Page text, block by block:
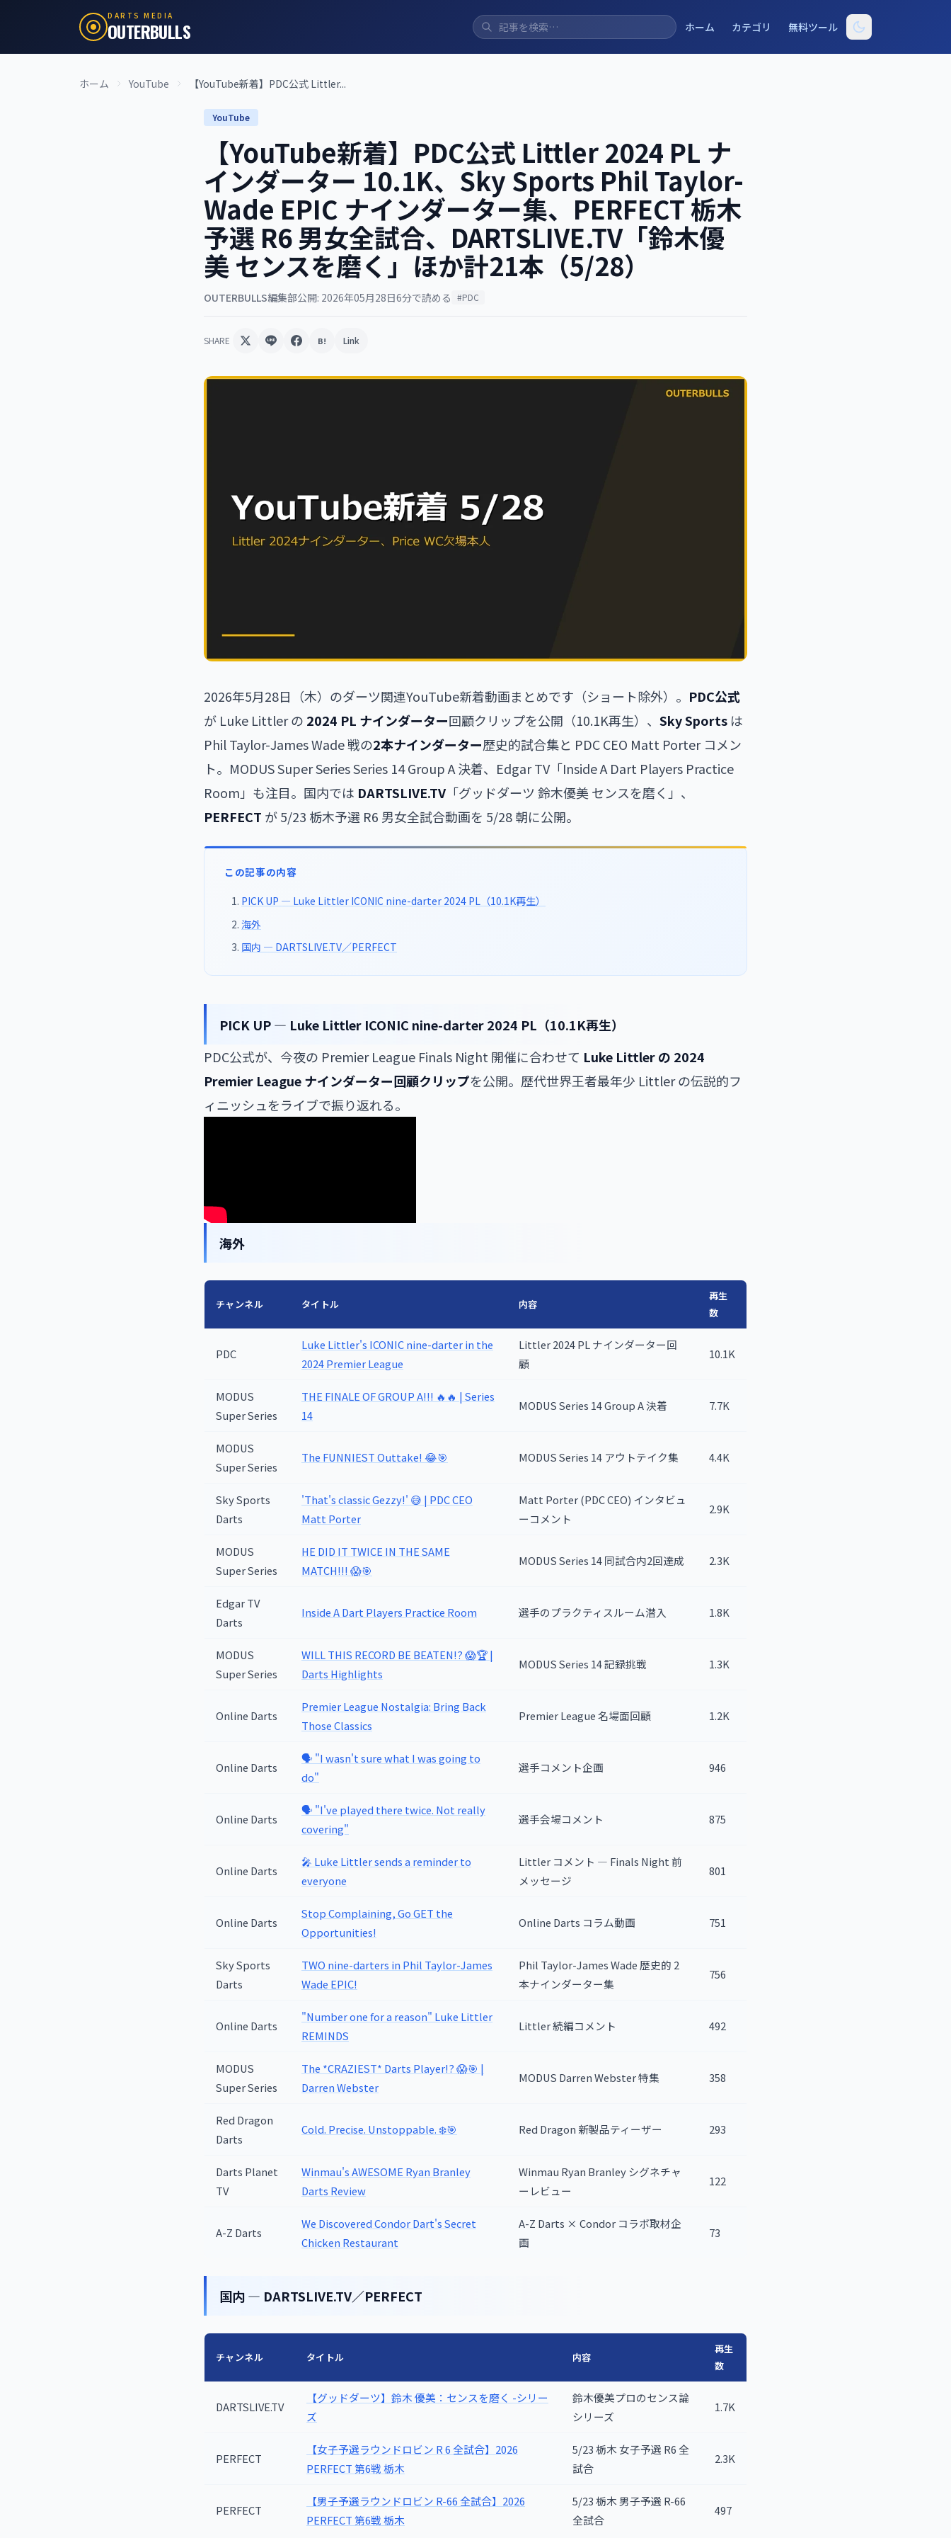
DARTS MEDIA
OUTERBULLS ホーム カテゴリ 無料ツール
ホーム YouTube 【YouTube新着】PDC公式 Littler...
YouTube
【YouTube新着】PDC公式 Littler 2024 PL ナ
インダーター 10.1K、Sky Sports Phil Taylor-
Wade EPIC ナインダーター集、PERFECT 栃木
予選 R6 男女全試合、DARTSLIVE.TV「鈴木優
美 センスを磨く」ほか計21本（5/28）
OUTERBULLS編集部公開: 2026年05月28日6分で読める #PDC
SHARE B! Link
2026年5月28日（木）のダーツ関連YouTube新着動画まとめです（ショート除外）。 PDC公式
が Luke Littler の 2024 PL ナインダーター回顧クリップを公開（10.1K再生）、 Sky Sports は
Phil Taylor-James Wade 戦の2本ナインダーター歴史的試合集と PDC CEO Matt Porter コメン
ト。MODUS Super Series Series 14 Group A 決着、Edgar TV「Inside A Dart Players Practice
Room」も注目。国内では DARTSLIVE.TV 「グッドダーツ 鈴木優美 センスを磨く」、
PERFECT が 5/23 栃木予選 R6 男女全試合動画を 5/28 朝に公開。
この記事の内容
PICK UP — Luke Littler ICONIC nine-darter 2024 PL（10.1K再生）
海外
国内 — DARTSLIVE.TV／PERFECT
PICK UP — Luke Littler ICONIC nine-darter 2024 PL（10.1K再生）
PDC公式が、今夜の Premier League Finals Night 開催に合わせて Luke Littler の 2024
Premier League ナインダーター回顧クリップを公開。歴代世界王者最年少 Littler の伝説的フ
ィニッシュをライブで振り返れる。
海外
チャンネル タイトル 内容
再生
数
PDC
Luke Littler's ICONIC nine-darter in the
2024 Premier League
Littler 2024 PL ナインダーター回
顧
10.1K
MODUS
Super Series
THE FINALE OF GROUP A!!! 🔥🔥 | Series
14
MODUS Series 14 Group A 決着 7.7K
MODUS
Super Series
The FUNNIEST Outtake! 😂🎯 MODUS Series 14 アウトテイク集 4.4K
Sky Sports
Darts
'That's classic Gezzy!' 😅 | PDC CEO
Matt Porter
Matt Porter (PDC CEO) インタビュ
ーコメント
2.9K
MODUS
Super Series
HE DID IT TWICE IN THE SAME
MATCH!!! 😱🎯
MODUS Series 14 同試合内2回達成 2.3K
Edgar TV
Darts
Inside A Dart Players Practice Room 選手のプラクティスルーム潜入 1.8K
MODUS
Super Series
WILL THIS RECORD BE BEATEN!? 😱🏆 |
Darts Highlights
MODUS Series 14 記録挑戦 1.3K
Online Darts
Premier League Nostalgia: Bring Back
Those Classics
Premier League 名場面回顧 1.2K
Online Darts
🗣️ "I wasn't sure what I was going to
do"
選手コメント企画 946
Online Darts
🗣️ "I've played there twice. Not really
covering"
選手会場コメント 875
Online Darts
🎤 Luke Littler sends a reminder to
everyone
Littler コメント — Finals Night 前
メッセージ
801
Online Darts
Stop Complaining, Go GET the
Opportunities!
Online Darts コラム動画 751
Sky Sports
Darts
TWO nine-darters in Phil Taylor-James
Wade EPIC!
Phil Taylor-James Wade 歴史的 2
本ナインダーター集
756
Online Darts
"Number one for a reason" Luke Littler
REMINDS
Littler 続編コメント 492
MODUS
Super Series
The *CRAZIEST* Darts Player!? 😱🎯 |
Darren Webster
MODUS Darren Webster 特集 358
Red Dragon
Darts
Cold. Precise. Unstoppable. ❄️🎯 Red Dragon 新製品ティーザー 293
Darts Planet
TV
Winmau's AWESOME Ryan Branley
Darts Review
Winmau Ryan Branley シグネチャ
ーレビュー
122
A-Z Darts
We Discovered Condor Dart's Secret
Chicken Restaurant
A-Z Darts × Condor コラボ取材企
画
73
国内 — DARTSLIVE.TV／PERFECT
チャンネル タイトル 内容
再生
数
DARTSLIVE.TV
【グッドダーツ】鈴木 優美：センスを磨く -シリー
ズ
鈴木優美プロのセンス論
シリーズ
1.7K
PERFECT
【女子予選ラウンドロビン R 6 全試合】2026
PERFECT 第6戦 栃木
5/23 栃木 女子予選 R6 全
試合
2.3K
PERFECT
【男子予選ラウンドロビン R-66 全試合】2026
PERFECT 第6戦 栃木
5/23 栃木 男子予選 R-66
全試合
497